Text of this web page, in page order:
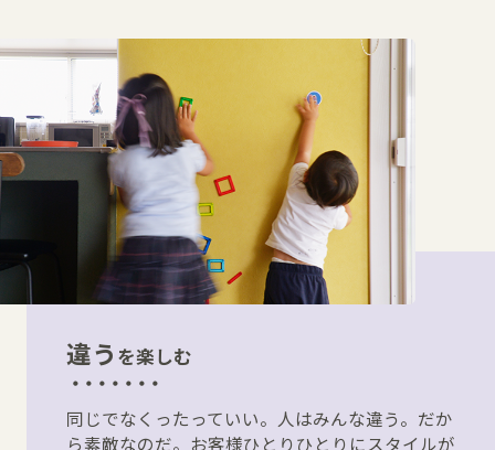
違う を楽しむ
同じでなくったっていい。人はみんな違う。だか
ら素敵なのだ。お客様ひとりひとりにスタイルが